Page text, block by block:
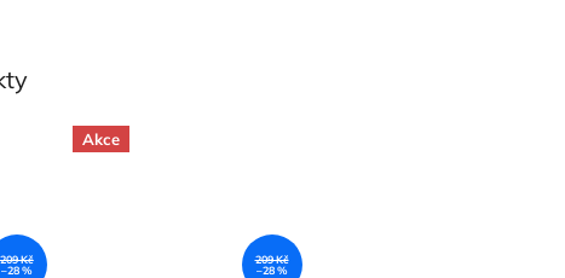
209 Kč
–28 %
Akce
209 Kč
–28 %